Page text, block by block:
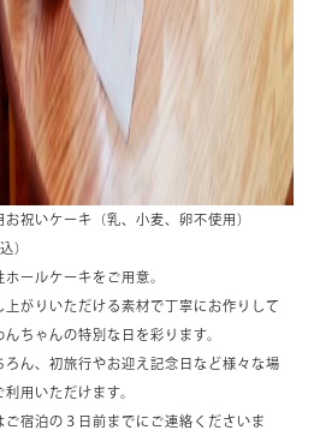
祝いケーキ（乳、小麦、卵不使用）
）
ホールケーキをご用意。
上がりいただける素材で丁寧にお作りして
んちゃんの特別な日を彩ります。
ろん、初旅行やお迎え記念日など様々な場
用いただけます。
宿泊の３日前までにご連絡くださいま